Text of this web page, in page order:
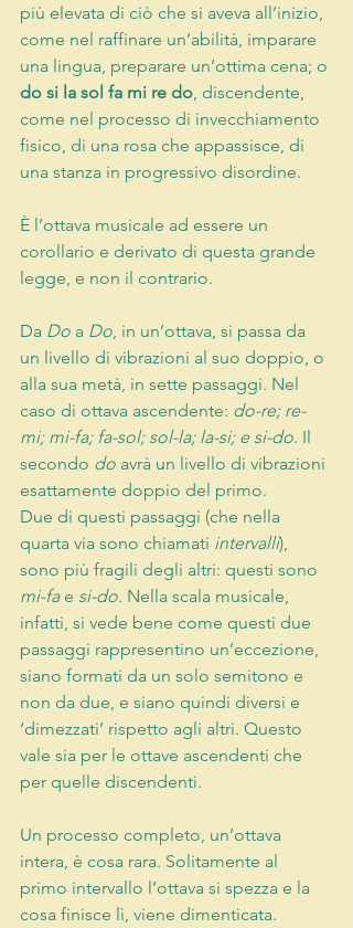
più elevata di ciò che si aveva all’inizio,
come nel raffinare un’abilità, imparare
una lingua, preparare un’ottima cena; o
do si la sol fa mi re do, discendente,
come nel processo di invecchiamento
fisico, di una rosa che appassisce, di
una stanza in progressivo disordine.
È l’ottava musicale ad essere un
corollario e derivato di questa grande
legge, e non il contrario.
Da Do a Do, in un’ottava, si passa da
un livello di vibrazioni al suo doppio, o
alla sua metà, in sette passaggi. Nel
caso di ottava ascendente: do-re; re-
mi; mi-fa; fa-sol; sol-la; la-si; e si-do. Il
secondo do avrà un livello di vibrazioni
esattamente doppio del primo.
Due di questi passaggi (che nella
quarta via sono chiamati intervalli),
sono più fragili degli altri: questi sono
mi-fa e si-do. Nella scala musicale,
infatti, si vede bene come questi due
passaggi rappresentino un’eccezione,
siano formati da un solo semitono e
non da due, e siano quindi diversi e
‘dimezzati’ rispetto agli altri. Questo
vale sia per le ottave ascendenti che
per quelle discendenti.
Un processo completo, un’ottava
intera, è cosa rara. Solitamente al
primo intervallo l’ottava si spezza e la
cosa finisce lì, viene dimenticata.